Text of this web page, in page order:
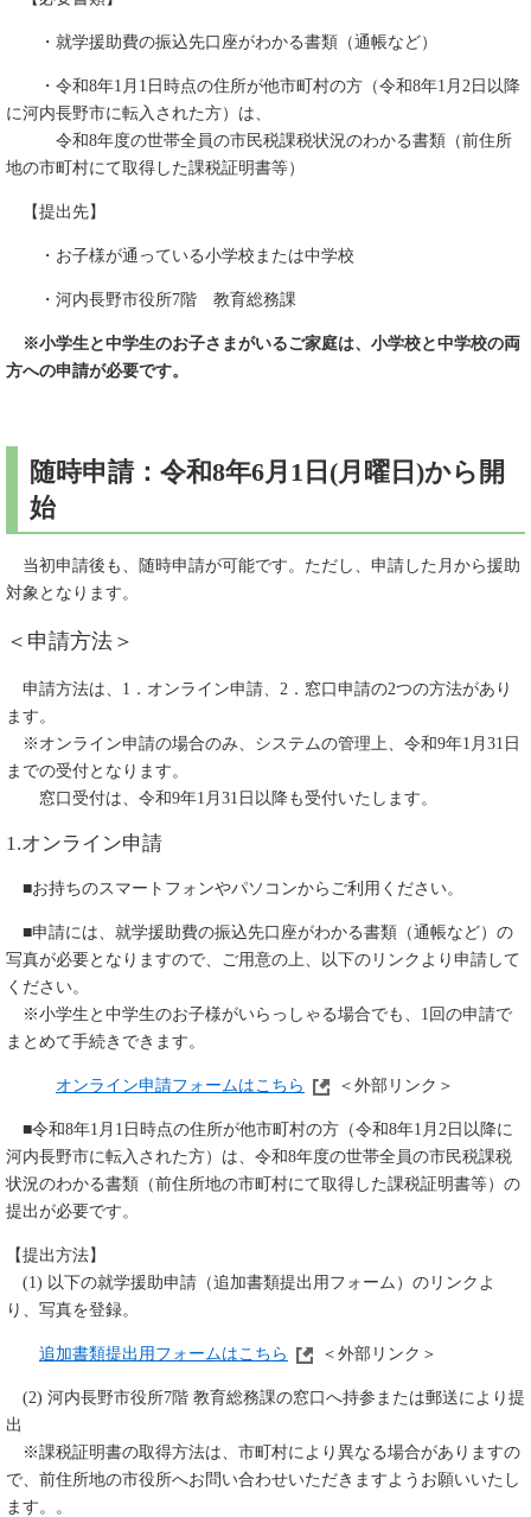
・就学援助費の振込先口座がわかる書類（通帳など）
・令和8年1月1日時点の住所が他市町村の方（令和8年1月2日以降
に河内長野市に転入された方）は、
令和8年度の世帯全員の市民税課税状況のわかる書類（前住所
地の市町村にて取得した課税証明書等）
【提出先】
・お子様が通っている小学校または中学校
・河内長野市役所7階 教育総務課
※小学生と中学生のお子さまがいるご家庭は、小学校と中学校の両
方への申請が必要です。
随時申請：令和8年6月1日(月曜日)から開
始
当初申請後も、随時申請が可能です。ただし、申請した月から援助
対象となります。
＜申請方法＞
申請方法は、1．オンライン申請、2．窓口申請の2つの方法があり
ます。
※オンライン申請の場合のみ、システムの管理上、令和9年1月31日
までの受付となります。
窓口受付は、令和9年1月31日以降も受付いたします。
1.オンライン申請
■お持ちのスマートフォンやパソコンからご利用ください。
■申請には、就学援助費の振込先口座がわかる書類（通帳など）の
写真が必要となりますので、ご用意の上、以下のリンクより申請して
ください。
​ ※小学生と中学生のお子様がいらっしゃる場合でも、1回の申請で
まとめて手続きできます。
オンライン申請フォームはこちら ＜外部リンク＞
■令和8年1月1日時点の住所が他市町村の方（令和8年1月2日以降に
河内長野市に転入された方）は、令和8年度の世帯全員の市民税課税
状況のわかる書類（前住所地の市町村にて取得した課税証明書等）の
提出が必要です。
【提出方法】
(1) 以下の就学援助申請（追加書類提出用フォーム）のリンクよ
り、写真を登録。
追加書類提出用フォームはこちら ＜外部リンク＞
(2) 河内長野市役所7階 教育総務課の窓口へ持参または郵送により提
出
※課税証明書の取得方法は、市町村により異なる場合がありますの
で、前住所地の市役所へお問い合わせいただきますようお願いいたし
ます。。